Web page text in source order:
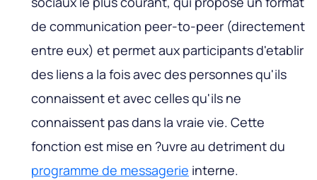
de communication peer-to-peer (directement
entre eux) et permet aux participants d'etablir
des liens a la fois avec des personnes qu'ils
connaissent et avec celles qu'ils ne
connaissent pas dans la vraie vie. Cette
fonction est mise en ?uvre au detriment du
programme de messagerie interne.